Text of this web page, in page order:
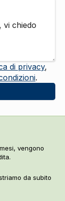
di privacy,
.
vengono
da subito